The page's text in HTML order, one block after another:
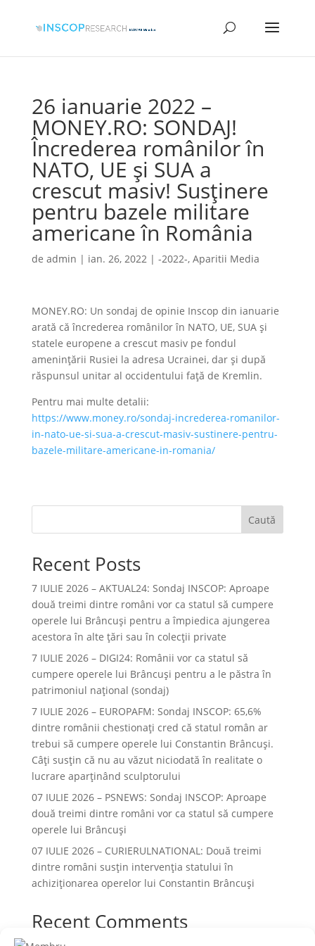
26 ianuarie 2022 –
MONEY.RO: SONDAJ!
Încrederea românilor în
NATO, UE și SUA a
crescut masiv! Susținere
pentru bazele militare
americane în România
de admin | ian. 26, 2022| -2022-, Aparitii Media
MONEY.RO: Un sondaj de opinie Inscop din ianuarie
arată că încrederea românilor în NATO, UE, SUA și
statele europene a crescut masiv pe fondul
amenințării Rusiei la adresa Ucrainei, dar și după
răspunsul unitar al occidentului față de Kremlin.
Pentru mai multe detalii:
https://www.money.ro/sondaj-increderea-romanilor-
in-nato-ue-si-sua-a-crescut-masiv-sustinere-pentru-
bazele-militare-americane-in-romania/
Caută
Recent Posts
7 IULIE 2026 – AKTUAL24: Sondaj INSCOP: Aproape
două treimi dintre români vor ca statul să cumpere
operele lui Brâncuşi pentru a împiedica ajungerea
acestora în alte ţări sau în colecţii private
7 IULIE 2026 – DIGI24: Românii vor ca statul să
cumpere operele lui Brâncuși pentru a le păstra în
patrimoniul național (sondaj)
7 IULIE 2026 – EUROPAFM: Sondaj INSCOP: 65,6%
dintre românii chestionați cred că statul român ar
trebui să cumpere operele lui Constantin Brâncuși.
Câți susțin că nu au văzut niciodată în realitate o
lucrare aparținând sculptorului
07 IULIE 2026 – PSNEWS: Sondaj INSCOP: Aproape
două treimi dintre români vor ca statul să cumpere
operele lui Brâncuși
07 IULIE 2026 – CURIERULNATIONAL: Două treimi
dintre români susțin intervenția statului în
achiziționarea operelor lui Constantin Brâncuși
Recent Comments